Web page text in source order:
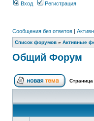
Вход Регистрация
Сообщения без ответов |
Список форумов » Активные
Общий Форум
Страница